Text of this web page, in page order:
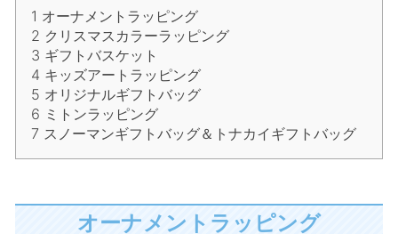
1 オーナメントラッピング
2 クリスマスカラーラッピング
3 ギフトバスケット
4 キッズアートラッピング
5 オリジナルギフトバッグ
6 ミトンラッピング
7スノーマンギフトバッグ＆トナカイギフトバッグ
オーナメントラッピング